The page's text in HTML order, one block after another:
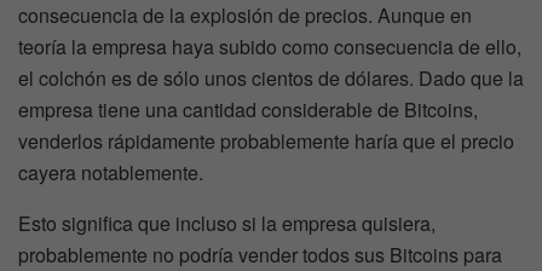
consecuencia de la explosión de precios. Aunque en
teoría la empresa haya subido como consecuencia de ello,
el colchón es de sólo unos cientos de dólares. Dado que la
empresa tiene una cantidad considerable de Bitcoins,
venderlos rápidamente probablemente haría que el precio
cayera notablemente.
Esto significa que incluso si la empresa quisiera,
probablemente no podría vender todos sus Bitcoins para